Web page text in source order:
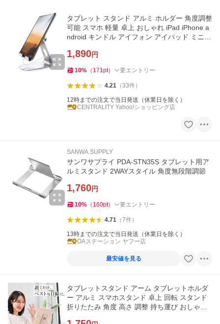
タブレット スタンド アルミ ホルダー 角度調整
可能 スマホ 軽量 卓上 おしゃれ iPad iPhone a
ndroid キンドル アイフォン アイパッド ミニ
1,890円
10% （ 171pt） 要エントリー
4.21（33件）
12時までの注文で当日発送（休業日を除く）
CENTRALITY Yahoo!ショッピング店
SANWA SUPPLY
サンワサプライ PDA-STN35S タブレット用ア
ルミスタンド 2WAYスタイル 角度無段階調節
1,760円
10% （ 160pt） 要エントリー
4.71（7件）
13時までの注文で当日発送（休業日を除く）
OAステーション ヤフー店
最安値を見る
タブレットスタンド アーム タブレットホルダ
ー アルミ スマホスタンド 卓上 回転 スタンド
折りたたみ 角度 高さ 調整 持ち運び おしゃれ